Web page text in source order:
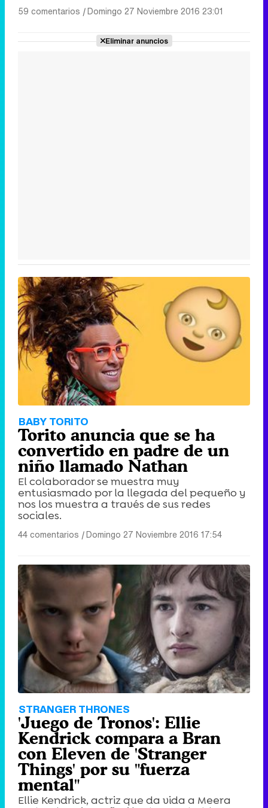
59 comentarios |Domingo 27 Noviembre 2016 23:01
Eliminar anuncios
BABY TORITO
Torito anuncia que se ha
convertido en padre de un
niño llamado Nathan
El colaborador se muestra muy
entusiasmado por la llegada del pequeño y
nos los muestra a través de sus redes
sociales.
44 comentarios |Domingo 27 Noviembre 2016 17:54
STRANGER THRONES
'Juego de Tronos': Ellie
Kendrick compara a Bran
con Eleven de 'Stranger
Things' por su "fuerza
mental"
Ellie Kendrick, actriz que da vida a Meera